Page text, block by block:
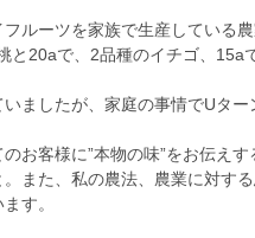
ルーツを家族で生産している農
20aで、2品種のイチゴ、15a
ましたが、家庭の事情でUター
お客様に”本物の味”をお伝えす
また、私の農法、農業に対す
す。